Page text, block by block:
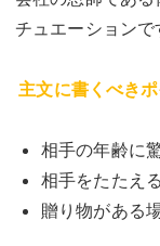
チュエーションで
主文に書くべき
相手の年齢に
相手をたたえる
贈り物がある